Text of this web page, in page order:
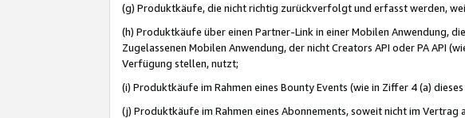
(g) Produktkäufe, die nicht richtig zurückverfolgt und erfasst werden,
(h) Produktkäufe über einen Partner-Link in einer Mobilen Anwendung,
Zugelassenen Mobilen Anwendung, der nicht Creators API oder PA API
Verfügung stellen, nutzt;
(i) Produktkäufe im Rahmen eines Bounty Events (wie in Ziffer 4 (a)
(j) Produktkäufe im Rahmen eines Abonnements, soweit nicht im Vertrag